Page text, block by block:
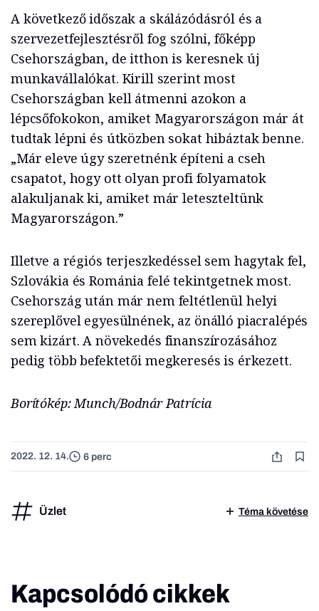
A következő időszak a skálázódásról és a
szervezetfejlesztésről fog szólni, főképp
Csehországban, de itthon is keresnek új
munkavállalókat. Kirill szerint most
Csehországban kell átmenni azokon a
lépcsőfokokon, amiket Magyarországon már át
tudtak lépni és útközben sokat hibáztak benne.
„Már eleve úgy szeretnénk építeni a cseh
csapatot, hogy ott olyan profi folyamatok
alakuljanak ki, amiket már leteszteltünk
Magyarországon.”
Illetve a régiós terjeszkedéssel sem hagytak fel,
Szlovákia és Románia felé tekintgetnek most.
Csehország után már nem feltétlenül helyi
szereplővel egyesülnének, az önálló piacralépés
sem kizárt. A növekedés finanszírozásához
pedig több befektetői megkeresés is érkezett.
Borítókép: Munch/Bodnár Patrícia
2022. 12. 14. 6 perc
Üzlet Téma követése
Kapcsolódó cikkek